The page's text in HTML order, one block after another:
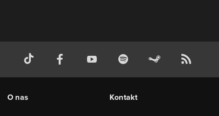
O nas Kontakt